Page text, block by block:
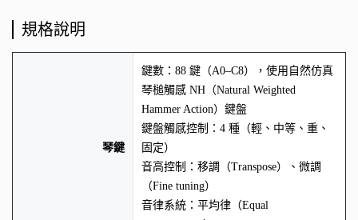
規格說明
琴鍵
鍵數：88 鍵（A0–C8），使用自然仿真
琴槌觸感 NH（Natural Weighted
Hammer Action）鍵盤
鍵盤觸感控制：4 種（輕、中等、重、
固定）
音高控制：移調（Transpose）、微調
（Fine tuning）
音律系統：平均律（Equal